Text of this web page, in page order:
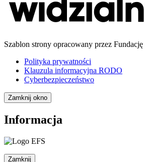
Szablon strony opracowany przez
Polityka prywatności
Klauzula informacyjna RODO
Cyberbezpieczeństwo
Zamknij okno
Informacja
Zamknij